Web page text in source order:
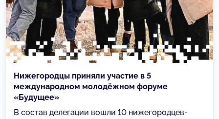
Нижегородцы приняли участие в 5
международном молодёжном форуме
«Будущее»
В состав делегации вошли 10 нижегородцев-